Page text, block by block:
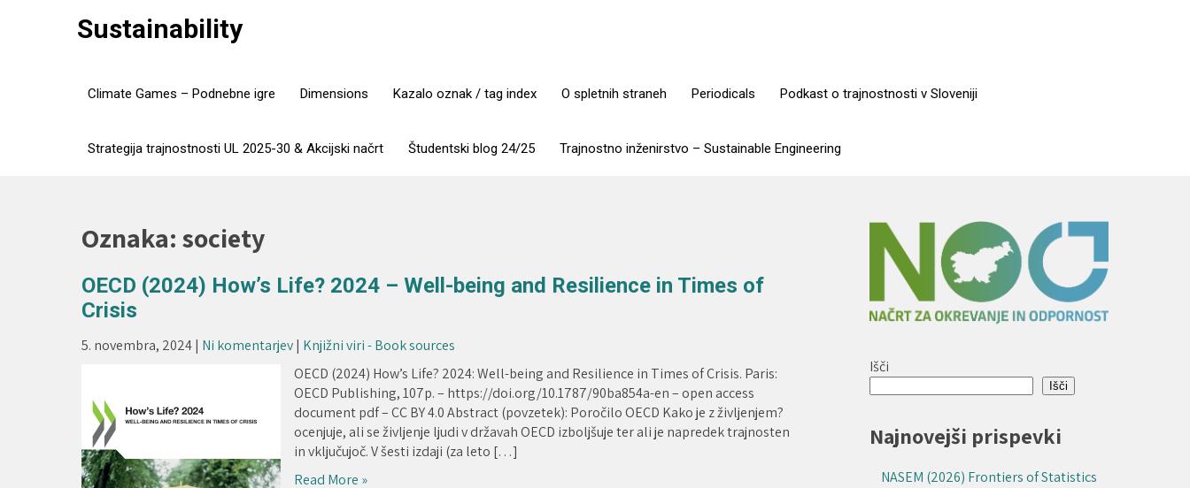
Sustainability
Climate Games – Podnebne igre Dimensions Kazalo oznak / tag index O spletnih straneh Periodicals Podkast o trajnostnosti v Sloveniji
Strategija trajnostnosti UL 2025-30 & Akcijski načrt Študentski blog 24/25 Trajnostno inženirstvo – Sustainable Engineering
Oznaka: society
OECD (2024) How’s Life? 2024 – Well-being and Resilience in Times of
Crisis
5. novembra, 2024| Ni komentarjev| Knjižni viri - Book sources
OECD (2024) How’s Life? 2024: Well-being and Resilience in Times of Crisis. Paris:
OECD Publishing, 107p. – https://doi.org/10.1787/90ba854a-en – open access
document pdf – CC BY 4.0 Abstract (povzetek): Poročilo OECD Kako je z življenjem?
ocenjuje, ali se življenje ljudi v državah OECD izboljšuje ter ali je napredek trajnosten
in vključujoč. V šesti izdaji (za leto […]
Read More »
Išči
Išči
Najnovejši prispevki
NASEM (2026) Frontiers of Statistics